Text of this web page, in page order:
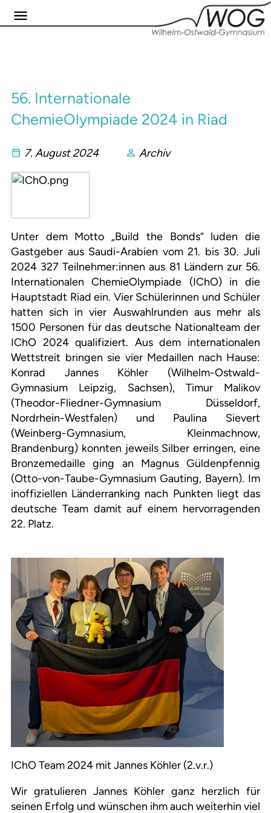
56. Internationale
ChemieOlympiade 2024 in Riad
7. August 2024 Archiv
Unter dem Motto „Build the Bonds“ luden die
Gastgeber aus Saudi-Arabien vom 21. bis 30. Juli
2024 327 Teilnehmer:innen aus 81 Ländern zur 56.
Internationalen ChemieOlympiade (IChO) in die
Hauptstadt Riad ein. Vier Schülerinnen und Schüler
hatten sich in vier Auswahlrunden aus mehr als
1500 Personen für das deutsche Nationalteam der
IChO 2024 qualifiziert. Aus dem internationalen
Wettstreit bringen sie vier Medaillen nach Hause:
Konrad Jannes Köhler (Wilhelm-Ostwald-
Gymnasium Leipzig, Sachsen), Timur Malikov
(Theodor-Fliedner-Gymnasium Düsseldorf,
Nordrhein-Westfalen) und Paulina Sievert
(Weinberg-Gymnasium, Kleinmachnow,
Brandenburg) konnten jeweils Silber erringen, eine
Bronzemedaille ging an Magnus Güldenpfennig
(Otto-von-Taube-Gymnasium Gauting, Bayern). Im
inoffiziellen Länderranking nach Punkten liegt das
deutsche Team damit auf einem hervorragenden
22. Platz.
IChO Team 2024 mit Jannes Köhler (2.v.r.)
Wir gratulieren Jannes Köhler ganz herzlich für
seinen Erfolg und wünschen ihm auch weiterhin viel